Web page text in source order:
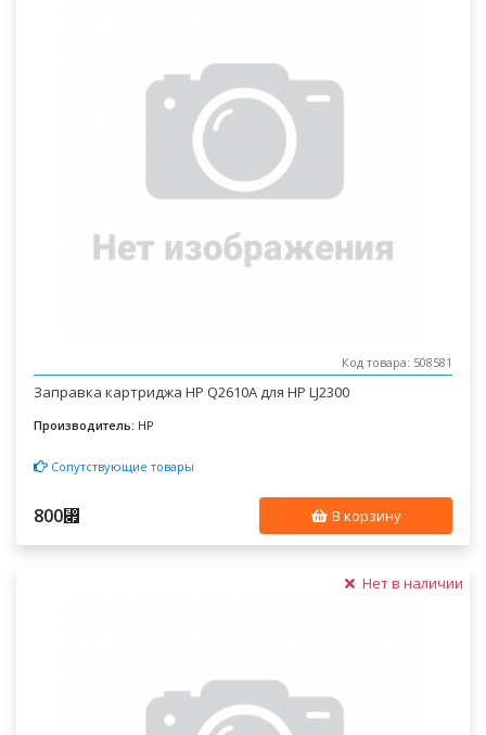
Код товара: 508581
Заправка картриджа HP Q2610A для HP LJ2300
Производитель: HP
Сопутствующие товары
800⃏ В корзину
Нет в наличии